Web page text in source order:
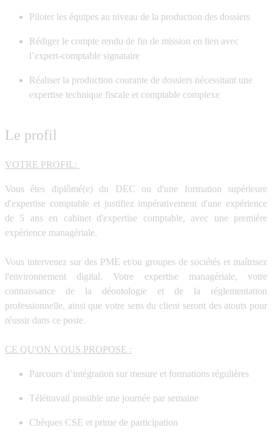
Piloter les équipes au niveau de la production des dossiers
Rédiger le compte rendu de fin de mission en lien avec
l’expert-comptable signataire
Réaliser la production courante de dossiers nécessitant une
expertise technique fiscale et comptable complexe
Le profil
VOTRE PROFIL:
Vous êtes diplômé(e) du DEC ou d'une formation supérieure
d'expertise comptableet justifiez impérativement d'une expérience
de 5 ans en cabinet d'expertise comptable, avec une première
expérience managériale.
Vous intervenez sur des PME et/ou groupes de sociétés et maîtrisez
l'environnement digital. Votre expertise managériale, votre
connaissance de la déontologie et de la réglementation
professionnelle, ainsi que votre sens du client seront des atouts pour
réussir dans ce poste.
CE QU'ON VOUS PROPOSE :
Parcours d’intégration sur mesure et formations régulières
Télétravail possible une journée par semaine
Chèques CSE et prime de participation